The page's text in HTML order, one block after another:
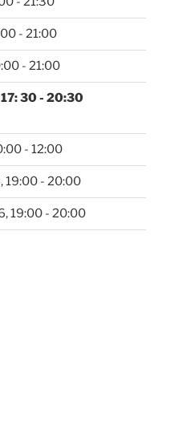
- 21:00
- 21:00
30 - 20:30
- 12:00
19:00 - 20:00
19:00 - 20:00